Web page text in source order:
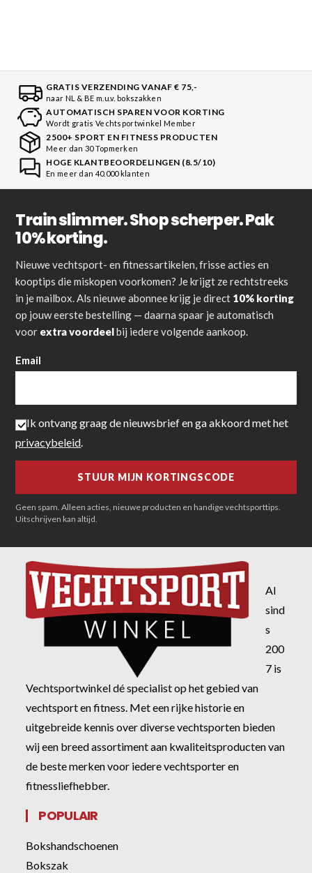
GRATIS VERZENDING VANAF € 75,-
naar NL & BE m.u.v. bokszakken
AUTOMATISCH SPAREN VOOR KORTING
Wordt gratis Vechtsportwinkel Member
2500+ SPORT EN FITNESS PRODUCTEN
Meer dan 30 Topmerken
HOGE KLANTBEOORDELINGEN (8.5/10)
En meer dan 40.000 klanten
Train slimmer. Shop scherper. Pak
10% korting.
Nieuwe vechtsport- en fitnessartikelen, frisse acties en
kooptips die miskopen voorkomen? Je krijgt ze rechtstreeks
in je mailbox. Als nieuwe abonnee krijg je direct 10% korting
op jouw eerste bestelling — daarna spaar je automatisch
voor extra voordeelbij iedere volgende aankoop.
Email
Ik ontvang graag de nieuwsbrief en ga akkoord met het
privacybeleid.
Geen spam. Alleen acties, nieuwe producten en handige vechtsporttips.
Uitschrijven kan altijd.
Al
sind
s
200
7 is
Vechtsportwinkel dé specialist op het gebied van
vechtsport en fitness. Met een rijke historie en
uitgebreide kennis over diverse vechtsporten bieden
wij een breed assortiment aan kwaliteitsproducten van
de beste merken voor iedere vechtsporter en
fitnessliefhebber.
POPULAIR
Bokshandschoenen
Bokszak